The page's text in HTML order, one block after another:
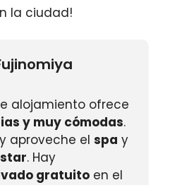
la ciudad!
alojamiento ofrece
y muy cómodas.
aproveche el spa y
. Hay
gratuito en el